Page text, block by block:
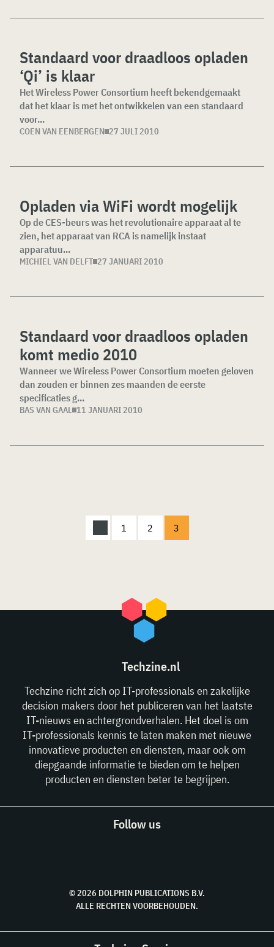
Standaard voor draadloos opladen
‘Qi’ is klaar
Het Wireless Power Consortium heeft bekendgemaakt
dat het klaar is met het ontwikkelen van een standaard
voor...
COEN VAN EENBERGEN 27 JULI 2010
Opladen via WiFi wordt mogelijk
Op de CES-beurs was het revolutionaire apparaat al te
zien, het apparaat van RCA is namelijk instaat
apparatuu...
MICHIEL VAN DELFT 27 JANUARI 2010
Standaard voor draadloos opladen
komt medio 2010
Wanneer we Wireless Power Consortium moeten geloven
dan zouden er binnen zes maanden de eerste
specificaties g...
BAS VAN GAAL 11 JANUARI 2010
1 2 3
Techzine.nl
Techzine richt zich op IT-professionals en zakelijke
decision makers door het publiceren van het laatste
IT-nieuws en achtergrondverhalen. Het doel is om
IT-professionals kennis te laten maken met nieuwe
innovatieve producten en diensten, maar ook om
diepgaande informatie te bieden om te helpen
producten en diensten beter te begrijpen.
Follow us
© 2026 DOLPHIN PUBLICATIONS B.V.
ALLE RECHTEN VOORBEHOUDEN.